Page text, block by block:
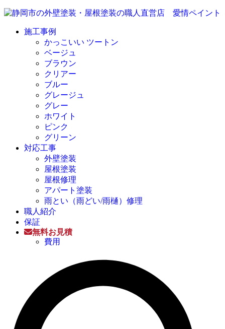
施工事例
かっこいい ツートン
ベージュ
ブラウン
クリアー
ブルー
グレージュ
グレー
ホワイト
ピンク
グリーン
対応工事
外壁塗装
屋根塗装
屋根修理
アパート塗装
雨とい（雨どい/雨樋）修理
職人紹介
保証
無料お見積
費用